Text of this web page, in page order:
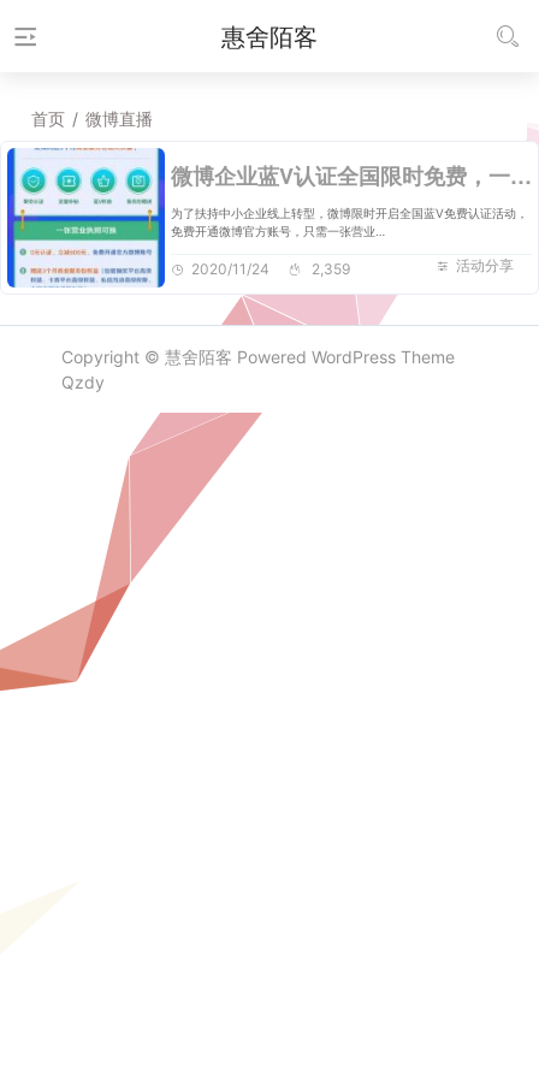
惠舍陌客
首页 / 微博直播
微博企业蓝V认证全国限时免费，一键开通微博小店，免费开启微博直播等权益
为了扶持中小企业线上转型，微博限时开启全国蓝V免费认证活动，
免费开通微博官方账号，只需一张营业…
活动分享
2020/11/24 2,359
Copyright © 慧舍陌客 Powered WordPressTheme
Qzdy